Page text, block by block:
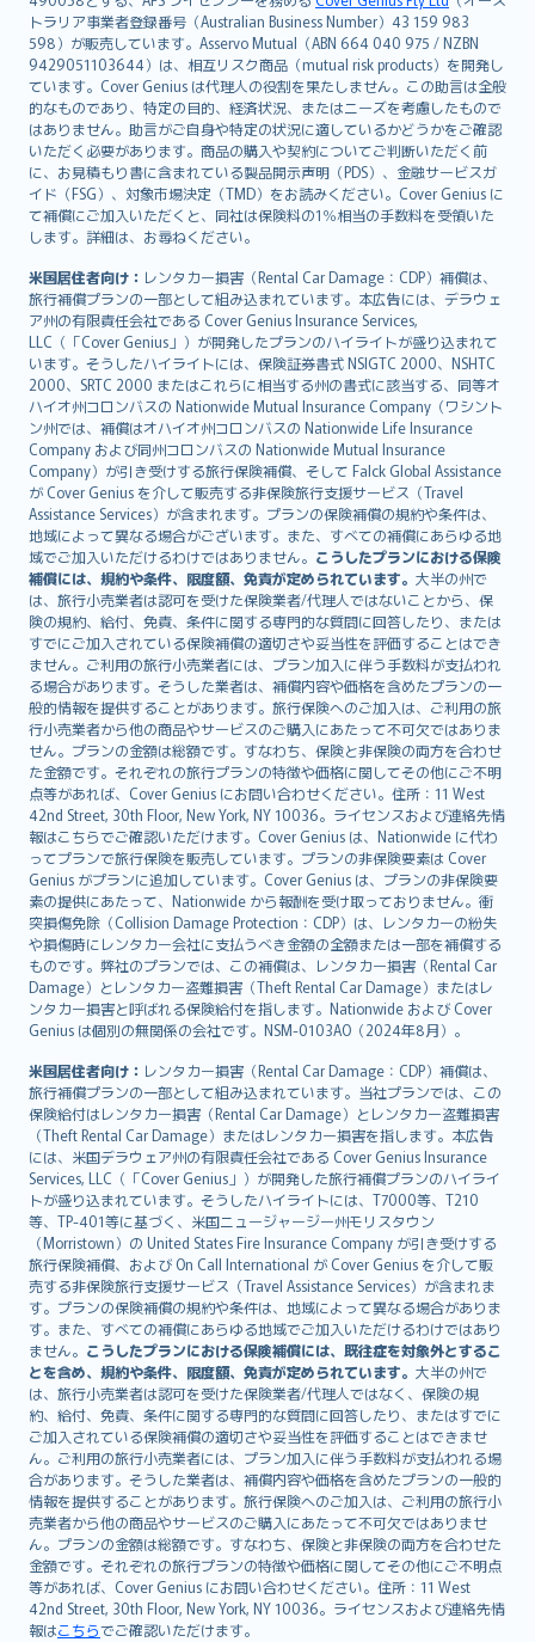
トラリア事業者登録番号（Australian Business Number）43 159 983
598）が販売しています。Asservo Mutual（ABN 664 040 975 / NZBN
9429051103644）は、相互リスク商品（mutual risk products）を開発し
ています。Cover Genius は代理人の役割を果たしません。この助言は全般
的なものであり、特定の目的、経済状況、またはニーズを考慮したもので
はありません。助言がご自身や特定の状況に適しているかどうかをご確認
いただく必要があります。商品の購入や契約についてご判断いただく前
に、お見積もり書に含まれている製品開示声明（PDS）、金融サービスガ
イド（FSG）、対象市場決定（TMD）をお読みください。Cover Genius に
て補償にご加入いただくと、同社は保険料の1％相当の手数料を受領いた
します。詳細は、お尋ねください。
米国居住者向け： レンタカー損害（Rental Car Damage：CDP）補償は、
旅行補償プランの一部として組み込まれています。本広告には、デラウェ
ア州の有限責任会社である Cover Genius Insurance Services,
LLC（「Cover Genius」）が開発したプランのハイライトが盛り込まれて
います。そうしたハイライトには、保険証券書式 NSIGTC 2000、NSHTC
2000、SRTC 2000 またはこれらに相当する州の書式に該当する、同等オ
ハイオ州コロンバスの Nationwide Mutual Insurance Company（ワシント
ン州では、補償はオハイオ州コロンバスの Nationwide Life Insurance
Company および同州コロンバスの Nationwide Mutual Insurance
Company）が引き受けする旅行保険補償、そして Falck Global Assistance
が Cover Genius を介して販売する非保険旅行支援サービス（Travel
Assistance Services）が含まれます。プランの保険補償の規約や条件は、
地域によって異なる場合がございます。また、すべての補償にあらゆる地
域でご加入いただけるわけではありません。 こうしたプランにおける保険
補償には、規約や条件、限度額、免責が定められています。 大半の州で
は、旅行小売業者は認可を受けた保険業者/代理人ではないことから、保
険の規約、給付、免責、条件に関する専門的な質問に回答したり、または
すでにご加入されている保険補償の適切さや妥当性を評価することはでき
ません。ご利用の旅行小売業者には、プラン加入に伴う手数料が支払われ
る場合があります。そうした業者は、補償内容や価格を含めたプランの一
般的情報を提供することがあります。旅行保険へのご加入は、ご利用の旅
行小売業者から他の商品やサービスのご購入にあたって不可欠ではありま
せん。プランの金額は総額です。すなわち、保険と非保険の両方を合わせ
た金額です。それぞれの旅行プランの特徴や価格に関してその他にご不明
点等があれば、Cover Genius にお問い合わせください。住所：11 West
42nd Street, 30th Floor, New York, NY 10036。ライセンスおよび連絡先情
報はこちらでご確認いただけます。Cover Genius は、Nationwide に代わ
ってプランで旅行保険を販売しています。プランの非保険要素は Cover
Genius がプランに追加しています。Cover Genius は、プランの非保険要
素の提供にあたって、Nationwide から報酬を受け取っておりません。衝
突損傷免除（Collision Damage Protection：CDP）は、レンタカーの紛失
や損傷時にレンタカー会社に支払うべき金額の全額または一部を補償する
ものです。弊社のプランでは、この補償は、レンタカー損害（Rental Car
Damage）とレンタカー盗難損害（Theft Rental Car Damage）またはレ
ンタカー損害と呼ばれる保険給付を指します。Nationwide および Cover
Genius は個別の無関係の会社です。NSM-0103AO（2024年8月）。
米国居住者向け： レンタカー損害（Rental Car Damage：CDP）補償は、
旅行補償プランの一部として組み込まれています。当社プランでは、この
保険給付はレンタカー損害（Rental Car Damage）とレンタカー盗難損害
（Theft Rental Car Damage）またはレンタカー損害を指します。本広告
には、米国デラウェア州の有限責任会社である Cover Genius Insurance
Services, LLC（「Cover Genius」）が開発した旅行補償プランのハイライ
トが盛り込まれています。そうしたハイライトには、T7000等、T210
等、TP-401等に基づく、米国ニュージャージー州モリスタウン
（Morristown）の United States Fire Insurance Company が引き受けする
旅行保険補償、および On Call International が Cover Genius を介して販
売する非保険旅行支援サービス（Travel Assistance Services）が含まれま
す。プランの保険補償の規約や条件は、地域によって異なる場合がありま
す。また、すべての補償にあらゆる地域でご加入いただけるわけではあり
ません。 こうしたプランにおける保険補償には、既往症を対象外とするこ
とを含め、規約や条件、限度額、免責が定められています。 大半の州で
は、旅行小売業者は認可を受けた保険業者/代理人ではなく、保険の規
約、給付、免責、条件に関する専門的な質問に回答したり、またはすでに
ご加入されている保険補償の適切さや妥当性を評価することはできませ
ん。ご利用の旅行小売業者には、プラン加入に伴う手数料が支払われる場
合があります。そうした業者は、補償内容や価格を含めたプランの一般的
情報を提供することがあります。旅行保険へのご加入は、ご利用の旅行小
売業者から他の商品やサービスのご購入にあたって不可欠ではありませ
ん。プランの金額は総額です。すなわち、保険と非保険の両方を合わせた
金額です。それぞれの旅行プランの特徴や価格に関してその他にご不明点
等があれば、Cover Genius にお問い合わせください。住所：11 West
42nd Street, 30th Floor, New York, NY 10036。ライセンスおよび連絡先情
報はこちらでご確認いただけます。
한국어
dansk
norsk
suomi
العربيّة
Türkçe
česky
Русский
български
català
Hrvatski
eesti
Ελληνικά
Magyar
Íslenska
Bahasa Indonesia
latviešu
Lietuviškai
Bahasa Melayu
Română
српски
Slovensky
Slovenščina
Українська
Tiếng Việt